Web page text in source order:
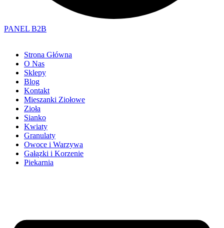
PANEL B2B
Strona Główna
O Nas
Sklepy
Blog
Kontakt
Mieszanki Ziołowe
Zioła
Sianko
Kwiaty
Granulaty
Owoce i Warzywa
Gałązki i Korzenie
Piekarnia